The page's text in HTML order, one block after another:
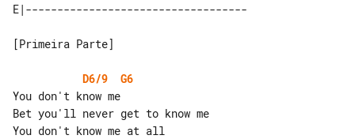
[Primeira Parte]
D6/9
G6
You don't know me
Bet you'll never get to know me
You don't know me at all